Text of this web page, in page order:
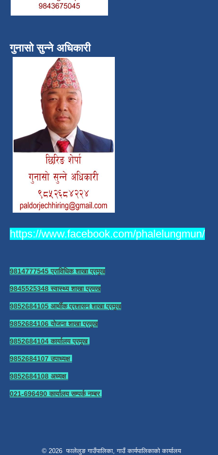
गुनासो सुन्ने अधिकारी
https://www.facebook.com/phalelungmun/
9814777545 प्राविधिक शाखा प्रमुख
9845525348 स्वास्थ्य शाखा प्रमख
9852684105 आर्थीक प्रशासन शाखा प्रमुख
9852684106 योजना शाखा प्रमुख
9852684104 कार्यालय प्रमुख
9852684107 उपाध्यक्ष
9852684108 अध्यक्ष
021-696490 कार्यालय सम्पर्क नम्बर
© 2026 फालेलुङ गाउँपालिका, गाउँ कार्यपालिकाको कार्यालय